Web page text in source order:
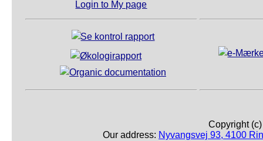
Login to My page
Copyright
Our address: Nyvangsvej 93, 4100